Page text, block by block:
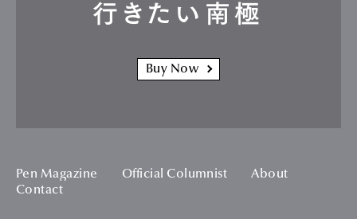
行きたい南極
Buy Now
Pen Magazine Official Columnist
About
Contact